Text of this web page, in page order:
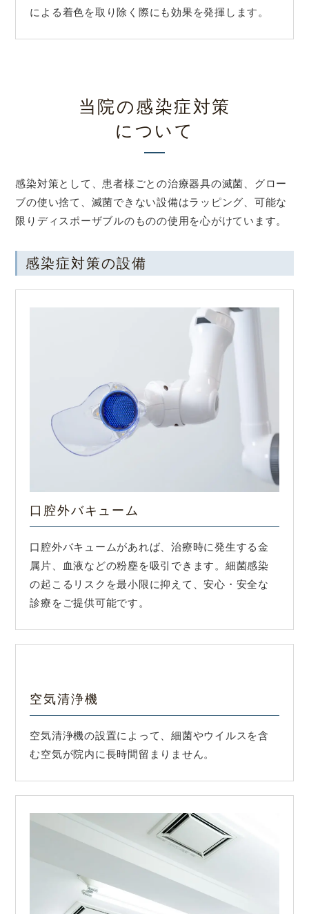
による着色を取り除く際にも効果を発揮します。
当院の感染症対策
について
感染対策として、患者様ごとの治療器具の滅菌、グロー
ブの使い捨て、滅菌できない設備はラッピング、可能な
限りディスポーザブルのものの使用を心がけています。
感染症対策の設備
口腔外バキューム
口腔外バキュームがあれば、治療時に発生する金
属片、血液などの粉塵を吸引できます。細菌感染
の起こるリスクを最小限に抑えて、安心・安全な
診療をご提供可能です。
空気清浄機
空気清浄機の設置によって、細菌やウイルスを含
む空気が院内に長時間留まりません。